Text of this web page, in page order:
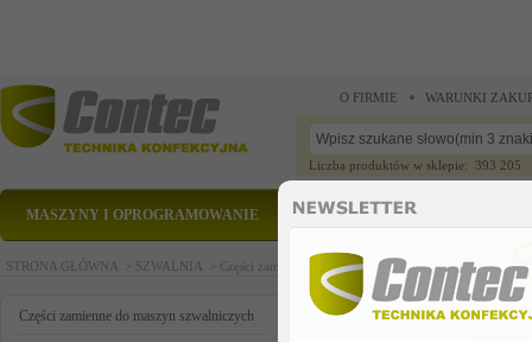
O FIRMIE WARUNKI
Liczba produktów w sklepie: 393 205
MASZYNY I OPROGRAMOWANIE CZĘŚCI ZAMIENNE
STRONA GŁÓWNA > SZWALNIA > Części zamienne do maszyn szwalniczych >Części
Części zamienne do maszyn szwalniczych metering device us